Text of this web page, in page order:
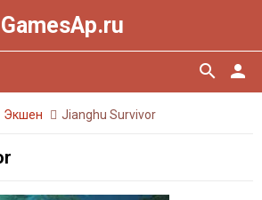
GamesAp.ru
person
search
Экшен Jianghu Survivor